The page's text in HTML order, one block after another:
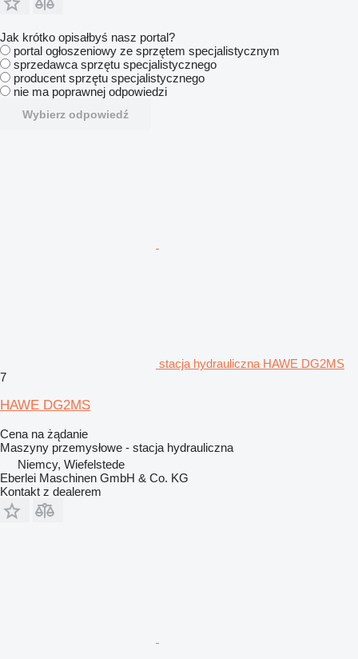
Jak krótko opisałbyś nasz portal?
portal ogłoszeniowy ze sprzętem specjalistycznym
sprzedawca sprzętu specjalistycznego
producent sprzętu specjalistycznego
nie ma poprawnej odpowiedzi
Wybierz odpowiedź
stacja hydrauliczna HAWE DG2MS
7
HAWE DG2MS
Cena na żądanie
Maszyny przemysłowe - stacja hydrauliczna
Niemcy, Wiefelstede
Eberlei Maschinen GmbH & Co. KG
Kontakt z dealerem